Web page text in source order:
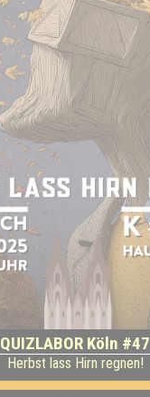
QUIZLABOR Köln #47
Herbst lass Hirn regnen!